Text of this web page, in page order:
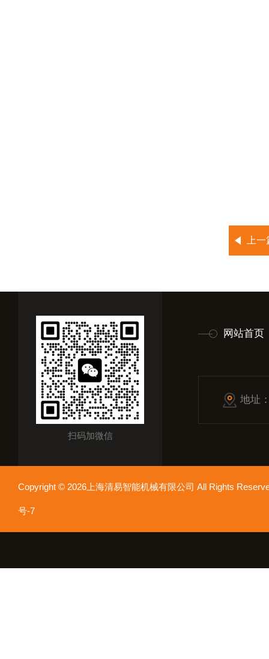
上
扫码加微信
网站首页
地址
Copyright © 2026上海清易智能机械有限公司 All Rights
号-7